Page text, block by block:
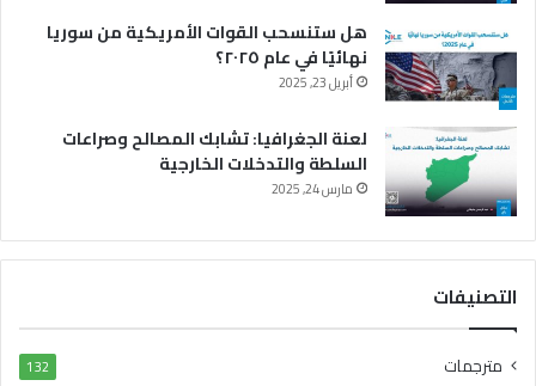
هل ستنسحب القوات الأمريكية من سوريا
نهائيًا في عام ٢٠٢٥؟
أبريل 23, 2025
لعنة الجغرافيا: تشابك المصالح وصراعات
السلطة والتدخلات الخارجية
مارس 24, 2025
التصنيفات
مترجمات 132